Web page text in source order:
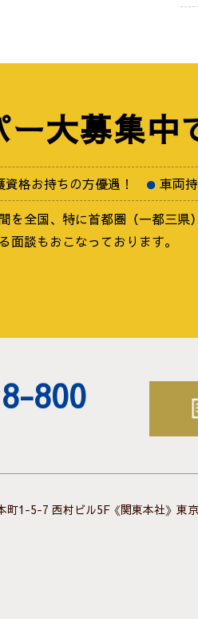
ー大募集中
資格お持ちの方優遇！
車両
を全国、特に首都圏（一都三県
面談もおこなっております。
800
町1-5-7 西村ビル5F《関東本社》東